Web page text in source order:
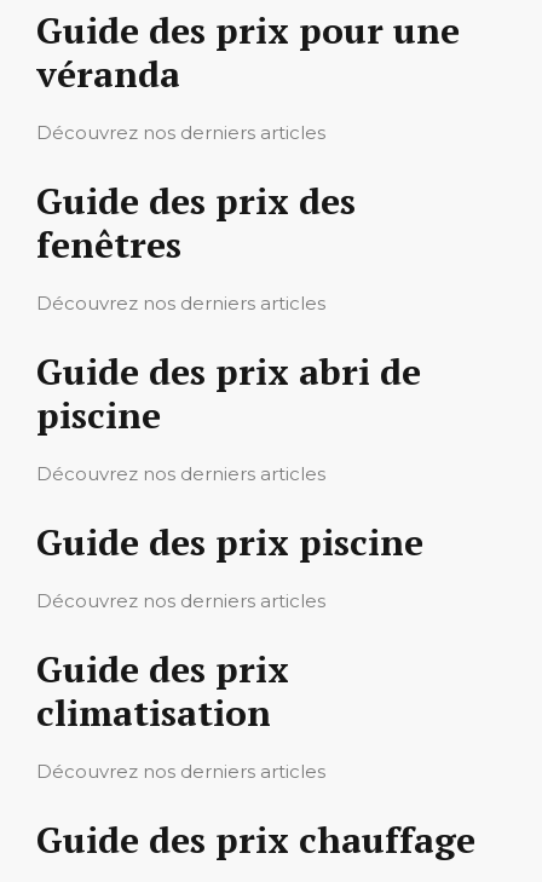
Guide des prix pour une
véranda
Découvrez nos derniers articles
Guide des prix des
fenêtres
Découvrez nos derniers articles
Guide des prix abri de
piscine
Découvrez nos derniers articles
Guide des prix piscine
Découvrez nos derniers articles
Guide des prix
climatisation
Découvrez nos derniers articles
Guide des prix chauffage